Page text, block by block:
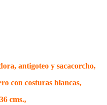
antigoteo y sacacorcho,
con costuras blancas,
cms.,